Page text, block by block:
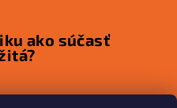
ako súčasť